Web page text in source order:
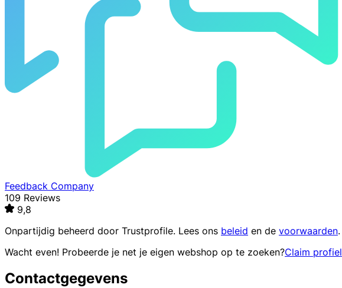
Feedback Company
109 Reviews
9,8
Onpartijdig beheerd door Trustprofile. Lees ons beleid en de voorwaarden.
Wacht even! Probeerde je net je eigen webshop op te zoeken?Claim profiel
Contactgegevens